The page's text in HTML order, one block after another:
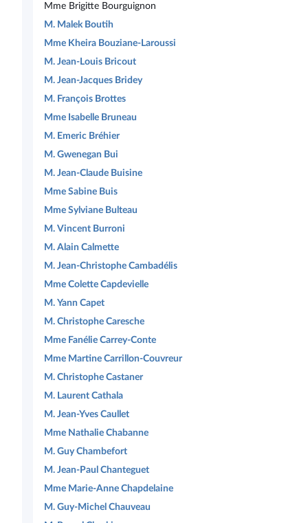
Mme Brigitte Bourguignon
M. Malek Boutih
Mme Kheira Bouziane-Laroussi
M. Jean-Louis Bricout
M. Jean-Jacques Bridey
M. François Brottes
Mme Isabelle Bruneau
M. Emeric Bréhier
M. Gwenegan Bui
M. Jean-Claude Buisine
Mme Sabine Buis
Mme Sylviane Bulteau
M. Vincent Burroni
M. Alain Calmette
M. Jean-Christophe Cambadélis
Mme Colette Capdevielle
M. Yann Capet
M. Christophe Caresche
Mme Fanélie Carrey-Conte
Mme Martine Carrillon-Couvreur
M. Christophe Castaner
M. Laurent Cathala
M. Jean-Yves Caullet
Mme Nathalie Chabanne
M. Guy Chambefort
M. Jean-Paul Chanteguet
Mme Marie-Anne Chapdelaine
M. Guy-Michel Chauveau